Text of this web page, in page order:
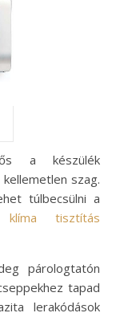
a készülék
szag.
túlbecsülni a
klíma tisztítás
párologtatón
tapad
lerakódások